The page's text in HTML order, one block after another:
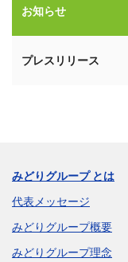
お知らせ
プレスリリース
みどりグループ とは
代表メッセージ
みどりグループ概要
みどりグループ理念